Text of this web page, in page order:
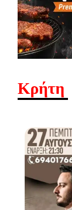
Κρήτη